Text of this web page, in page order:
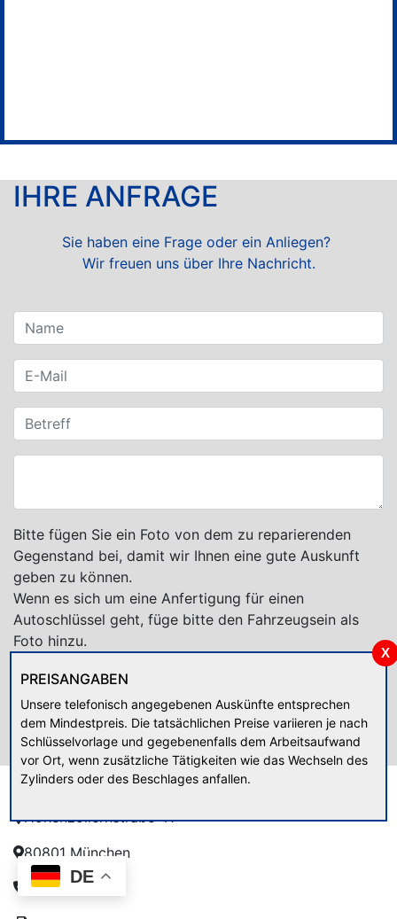
DE
X
PREISANGABEN
Unsere telefonisch angegebenen Auskünfte entsprechen
dem Mindestpreis. Die tatsächlichen Preise variieren je nach
Schlüsselvorlage und gegebenenfalls dem Arbeitsaufwand
vor Ort, wenn zusätzliche Tätigkeiten wie das Wechseln des
Zylinders oder des Beschlages anfallen.
IHRE ANFRAGE
Sie haben eine Frage oder ein Anliegen?
Wir freuen uns über Ihre Nachricht.
Bitte fügen Sie ein Foto von dem zu reparierenden
Gegenstand bei, damit wir Ihnen eine gute Auskunft
geben zu können.
Wenn es sich um eine Anfertigung für einen
Autoschlüssel geht, füge bitte den Fahrzeugsein als
Foto hinzu.
Anschrift
Hohenzollernstraße 41
80801 München
089 / 34 13 76